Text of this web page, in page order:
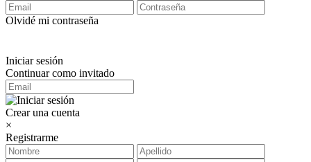
Olvidé mi contraseña
Iniciar sesión
Continuar como invitado
Crear una cuenta
×
Registrarme